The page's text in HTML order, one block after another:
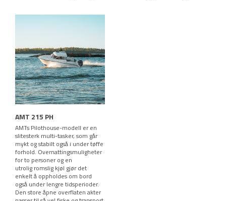
AMT 215 PH
AMTs Pilothouse-modell er en
slitesterk multi-tasker, som går
mykt og stabilt også i under tøffe
forhold. Overnattingsmuligheter
for to personer og en
utrolig romslig kjøl gjør det
enkelt å oppholdes om bord
også under lengre tidsperioder.
Den store åpne overflaten akter